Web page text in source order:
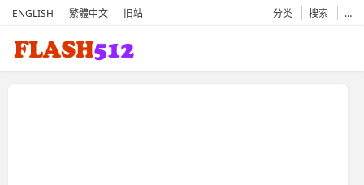
ENGLISH 繁體中文 旧站 分类 搜索 …